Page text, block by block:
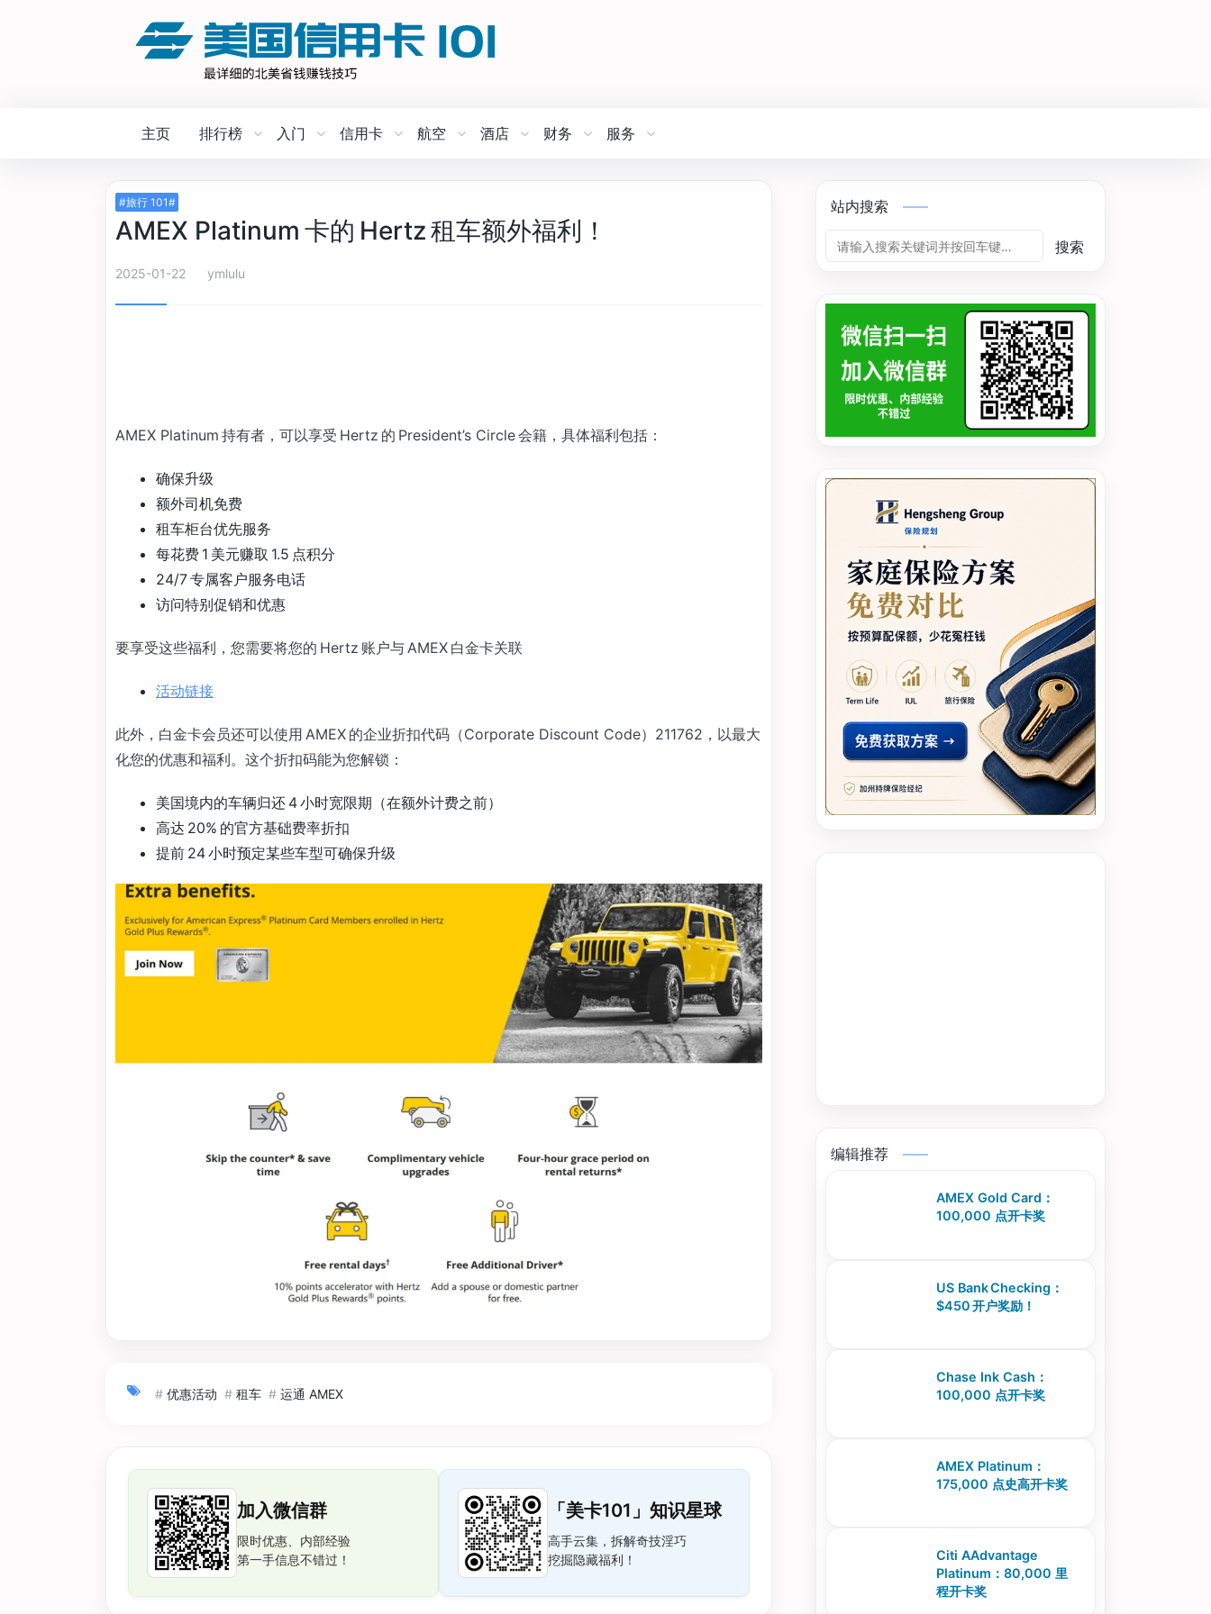
主页 排行榜 入门 信用卡 航空 酒店 财务 服务
#旅行 101#
AMEX Platinum 卡的 Hertz 租车额外福利！
2025-01-22 ymlulu
AMEX Platinum 持有者，可以享受 Hertz 的 President’s Circle 会籍，具体福利包括：
确保升级
额外司机免费
租车柜台优先服务
每花费 1 美元赚取 1.5 点积分
24/7 专属客户服务电话
访问特别促销和优惠
要享受这些福利，您需要将您的 Hertz 账户与 AMEX 白金卡关联
活动链接
此外，白金卡会员还可以使用 AMEX 的企业折扣代码（Corporate Discount Code）211762，以最大
化您的优惠和福利。这个折扣码能为您解锁：
美国境内的车辆归还 4 小时宽限期（在额外计费之前）
高达 20% 的官方基础费率折扣
提前 24 小时预定某些车型可确保升级
# 优惠活动 # 租车 # 运通 AMEX
加入微信群
限时优惠、内部经验
第一手信息不错过！
「美卡101」知识星球
高手云集，拆解奇技淫巧
挖掘隐藏福利！
站内搜索
搜索
编辑推荐
AMEX Gold Card：
100,000 点开卡奖
US Bank Checking：
$450 开户奖励！
Chase Ink Cash：
100,000 点开卡奖
AMEX Platinum：
175,000 点史高开卡奖
Citi AAdvantage
Platinum：80,000 里
程开卡奖